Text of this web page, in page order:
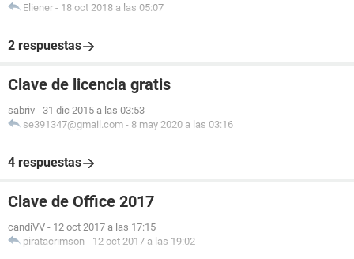
Eliener - 18 oct 2018 a las 05:07
2 respuestas
Clave de licencia gratis
sabriv - 31 dic 2015 a las 03:53
se391347@gmail.com - 8 may 2020 a las 03:16
4 respuestas
Clave de Office 2017
candiVV - 12 oct 2017 a las 17:15
piratacrimson - 12 oct 2017 a las 19:02